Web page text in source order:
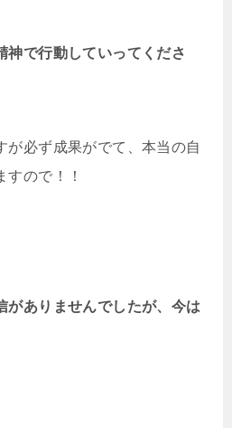
神で行動していってくださ
が必ず成果がでて、本当の自
ので！！
がありませんでしたが、今は